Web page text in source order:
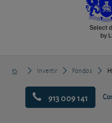
Invertir Fondos
913 009 141